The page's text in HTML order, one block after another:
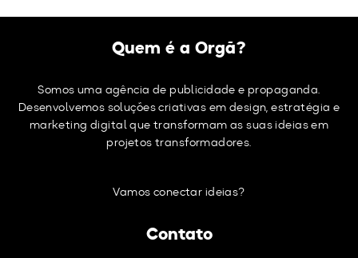
Quem é a Orgã?
Somos uma agência de publicidade e propaganda.
Desenvolvemos soluções criativas em design, estratégia e
marketing digital que transformam as suas ideias em
projetos transformadores.
Vamos conectar ideias?
Contato